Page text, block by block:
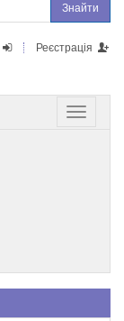
Знайти
Реєстрація